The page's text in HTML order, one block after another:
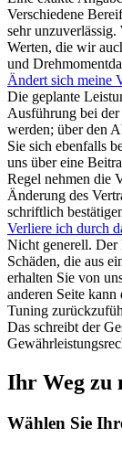
Verschiedene
sehr
Werten, die wir
und
Ändert sich meine
Die geplante
Ausführung bei
werden; über den
Sie sich ebenfalls
uns über eine
Regel nehmen die
Änderung des
schriftlich
Verliere ich durch
Nicht generell. Der
Schäden, die aus
erhalten Sie von
anderen Seite
Tuning
Das schreibt der
Ihr Weg zu
Wählen Sie